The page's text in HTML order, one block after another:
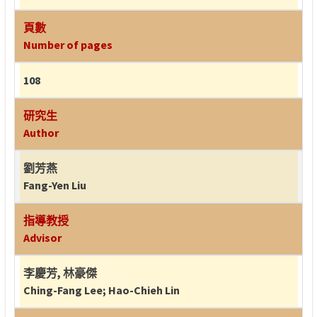
頁數
Number of pages
108
研究生
Author
劉芳燕
Fang-Yen Liu
指導教授
Advisor
李慶芳, 林豪傑
Ching-Fang Lee; Hao-Chieh Lin